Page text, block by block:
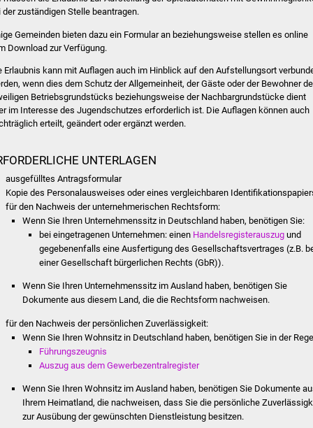
der zuständigen Stelle beantragen.
Gemeinden bieten dazu ein Formular an beziehungsweise stellen es online
Download zur Verfügung.
Erlaubnis kann mit Auflagen auch im Hinblick auf den Aufstellungsort
wenn dies dem Schutz der Allgemeinheit, der Gäste oder der Bewohner
Betriebsgrundstücks beziehungsweise der Nachbargrundstücke dient
im Interesse des Jugendschutzes erforderlich ist. Die Auflagen können auch
erteilt, geändert oder ergänzt werden.
UNTERLAGEN
ausgefülltes Antragsformular
Kopie des Personalausweises oder eines vergleichbaren
für den Nachweis der unternehmerischen Rechtsform:
Wenn Sie Ihren Unternehmenssitz in Deutschland haben, benötigen Sie:
bei eingetragenen Unternehmen: einen Handelsregisterauszug und
gegebenenfalls eine Ausfertigung des Gesellschaftsvertrages (z.B.
einer Gesellschaft bürgerlichen Rechts (GbR)).
Wenn Sie Ihren Unternehmenssitz im Ausland haben, benötigen Sie
Dokumente aus diesem Land, die die Rechtsform nachweisen.
für den Nachweis der persönlichen Zuverlässigkeit:
Wenn Sie Ihren Wohnsitz in Deutschland haben, benötigen Sie in der
Führungszeugnis
Auszug aus dem Gewerbezentralregister
Wenn Sie Ihren Wohnsitz im Ausland haben, benötigen Sie Dokumente
Ihrem Heimatland, die nachweisen, dass Sie die persönliche
zur Ausübung der gewünschten Dienstleistung besitzen.